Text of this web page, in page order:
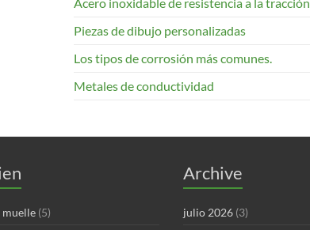
Piezas de dibujo personalizadas
Los tipos de corrosión más comunes.
Metales de conductividad
muelle (5)
Archive
julio 2026 (3)